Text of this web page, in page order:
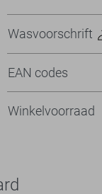
Wasvoorschrift
EAN codes
Winkelvoorraad